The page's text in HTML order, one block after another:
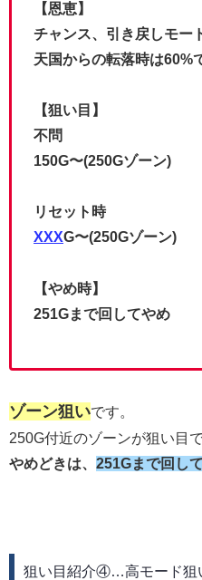
【恩恵】
チャンス、引き戻しモー
天国からの転落時は60%
【狙い目】
不問
150G〜(250Gゾーン)
リセット時
XXXG〜(250Gゾーン)
【やめ時】
251Gまで回してやめ
ゾーン狙いです。
250G付近のゾーンが狙い目で
やめどきは、 251Gまで回し
狙い目紹介④…高モード狙